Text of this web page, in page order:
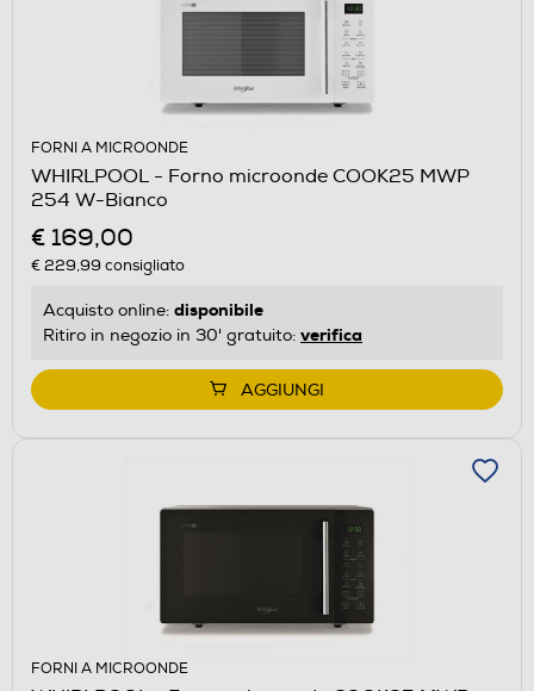
FORNI A MICROONDE
WHIRLPOOL - Forno microonde COOK25 MWP
254 W-Bianco
€ 169,00
€ 229,99 consigliato
Acquisto online: disponibile
Ritiro in negozio in 30' gratuito: verifica
AGGIUNGI
FORNI A MICROONDE